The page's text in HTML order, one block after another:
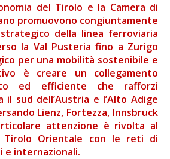
del Tirolo e la Camera di
promuovono congiuntamente
della linea ferroviaria
la Val Pusteria fino a Zurigo
per una mobilità sostenibile e
è creare un collegamento
ed efficiente che rafforzi
sud dell’Austria e l’Alto Adige
Lienz, Fortezza, Innsbruck
attenzione è rivolta al
Tirolo Orientale con le reti di
e internazionali.